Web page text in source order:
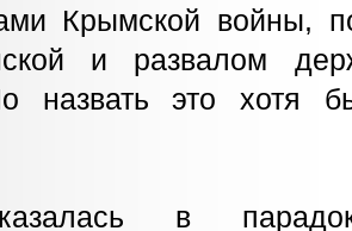
Крымской войны,
и развалом
назвать это хотя
в